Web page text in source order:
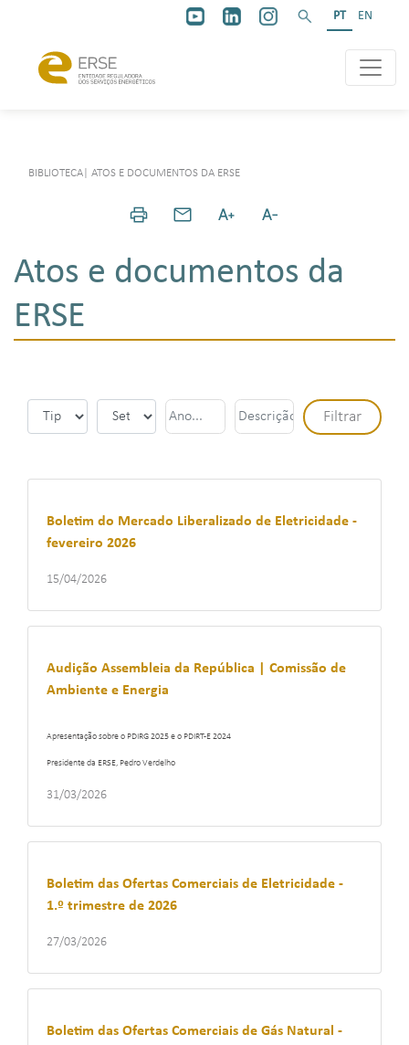
PT EN
BIBLIOTECA ATOS E DOCUMENTOS DA ERSE
Atos e documentos da
ERSE
Boletim do Mercado Liberalizado de Eletricidade -
fevereiro 2026
15/04/2026
Audição Assembleia da República | Comissão de
Ambiente e Energia
Apresentação sobre o PDIRG 2025 e o PDIRT-E 2024
Presidente da ERSE, Pedro Verdelho
31/03/2026
Boletim das Ofertas Comerciais de Eletricidade -
1.º trimestre de 2026
27/03/2026
Boletim das Ofertas Comerciais de Gás Natural -